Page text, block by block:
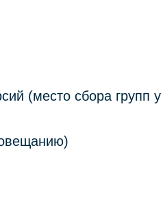
(место сбора групп